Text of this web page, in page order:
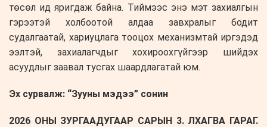
төсөл ид яригдаж байна. Тиймээс энэ мэт захиалгын
гэрээтэй холбоотой алдаа завхралыг бодит
судалгаатай, хариуцлага тооцох механизмтай иргэдэд
ээлтэй, захиалагчдыг хохироохгүйгээр шийдэх
асуудлыг заавал тусгах шаардлагатай юм.
Эх сурвалж: “Зууны мэдээ” сонин
2026 ОНЫ ЗУРГААДУГААР САРЫН 3. ЛХАГВА ГАРАГ.